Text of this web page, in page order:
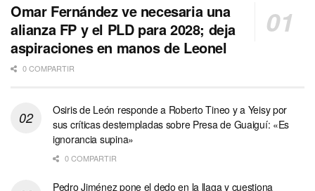
Omar Fernández ve necesaria una
alianza FP y el PLD para 2028; deja
aspiraciones en manos de Leonel
0 COMPARTIR
Osiris de León responde a Roberto Tineo y a Yeisy por
sus críticas destempladas sobre Presa de Guaiguí: «Es
ignorancia supina»
0 COMPARTIR
Pedro Jiménez pone el dedo en la llaga y cuestiona